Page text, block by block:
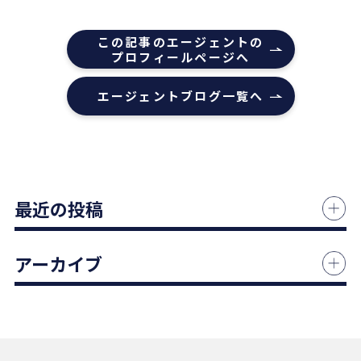
また機会があれば是非REDSを利用したいし、紹介
していきたいと思います。
エージェントの指名は下山さんをオススメします！
本当にありがとうございました！
担当の志水様は、ベテランならではの豊富な知識で
市場動向や適正価格を丁寧に解説してくださり、終
何より素晴らしいと感じたのは、情報の囲い込み等
を一切行わないという徹底した透明性です。この誠
この記事のエージェントの
プロフィールページへ
エージェントブログ一覧へ
最近の投稿
アーカイブ